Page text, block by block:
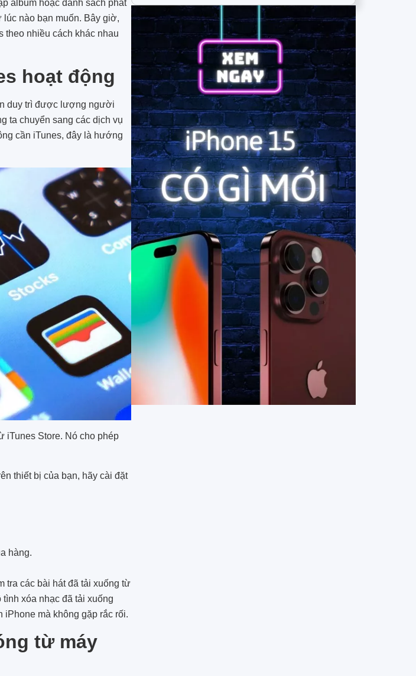
album hoặc danh sách phát
lúc nào bạn muốn. Bây giờ,
theo nhiều cách khác nhau
hoạt động
duy trì được lượng người
ta chuyển sang các dịch vụ
cần iTunes, đây là hướng
iTunes Store. Nó cho phép
thiết bị của bạn, hãy cài đặt
hàng.
tra các bài hát đã tải xuống từ
xóa nhạc đã tải xuống
iPhone mà không gặp rắc rối.
từ máy